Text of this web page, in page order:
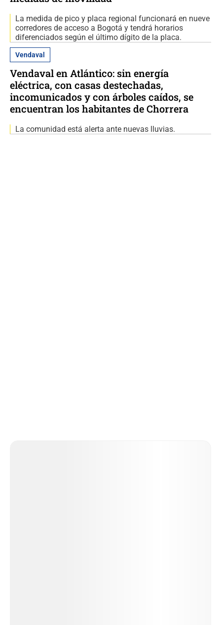
La medida de pico y placa regional funcionará en nueve
corredores de acceso a Bogotá y tendrá horarios
diferenciados según el último dígito de la placa.
Vendaval
Vendaval en Atlántico: sin energía
eléctrica, con casas destechadas,
incomunicados y con árboles caídos, se
encuentran los habitantes de Chorrera
La comunidad está alerta ante nuevas lluvias.